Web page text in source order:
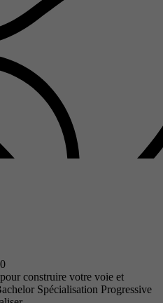
construire votre voie et
Spécialisation Progressive